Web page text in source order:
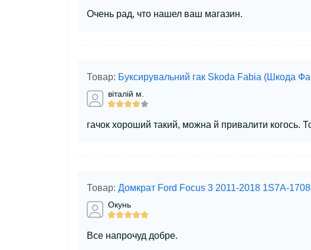
Очень рад, что нашел ваш магазин.
Товар: Буксирувальний гак Skoda Fabia (Шкода
віталій м.
гачок хороший такий, можна й привалити когось.
Товар: Домкрат Ford Focus 3 2011-2018 1S7A-
Окунь
Все напрочуд добре.